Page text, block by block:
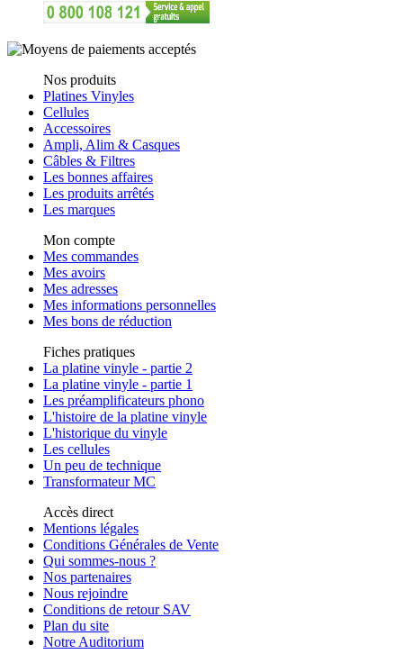
Nos produits
Platines Vinyles
Cellules
Accessoires
Ampli, Alim & Casques
Câbles & Filtres
Les bonnes affaires
Les produits arrêtés
Les marques
Mon compte
Mes commandes
Mes avoirs
Mes adresses
Mes informations personnelles
Mes bons de réduction
Fiches pratiques
La platine vinyle - partie 2
La platine vinyle - partie 1
Les préamplificateurs phono
L'histoire de la platine vinyle
L'historique du vinyle
Les cellules
Un peu de technique
Transformateur MC
Accès direct
Mentions légales
Conditions Générales de Vente
Qui sommes-nous ?
Nos partenaires
Nous rejoindre
Conditions de retour SAV
Plan du site
Notre Auditorium